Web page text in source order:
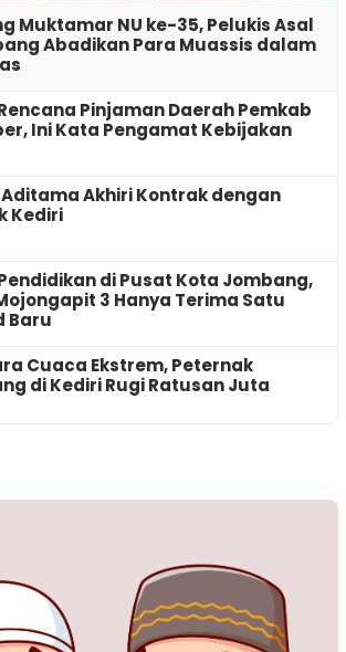
Muktamar NU ke-35, Pelukis Asal
Abadikan Para Muassis dalam
Pinjaman Daerah Pemkab
Ini Kata Pengamat Kebijakan
Akhiri Kontrak dengan
Kediri
di Pusat Kota Jombang,
3 Hanya Terima Satu
Baru
Cuaca Ekstrem, Peternak
di Kediri Rugi Ratusan Juta